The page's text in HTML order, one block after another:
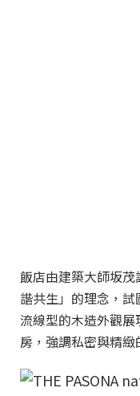
飯店由建築大師坂
諧共生」的理念，
流線型的木造外觀
房，強調私密與精緻